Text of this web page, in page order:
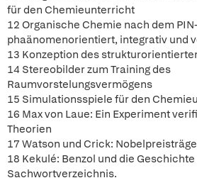
für den Chemieunterricht
12 Organische Chemie nach dem
phaänomenorientiert, integrativ und
13 Konzeption des
14 Stereobilder zum Training des
Raumvorstelungsvermögens
15 Simulationsspiele für den
16 Max von Laue: Ein Experiment
Theorien
17 Watson und Crick:
18 Kekulé: Benzol und die
Sachwortverzeichnis.